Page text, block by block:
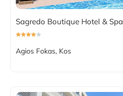
Sagredo Boutique Hotel & Spa
Agios Fokas, Kos